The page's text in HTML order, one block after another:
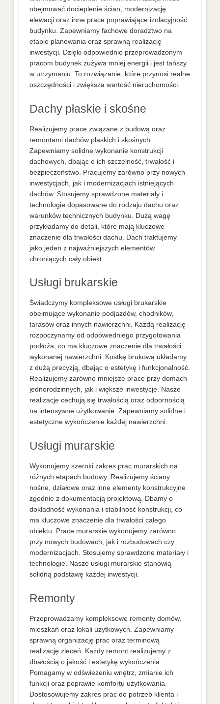
obejmować docieplenie ścian, modernizację
elewacji oraz inne prace poprawiające izolacyjność
budynku. Zapewniamy fachowe doradztwo na
etapie planowania oraz sprawną realizację
inwestycji. Dzięki odpowiednio przeprowadzonym
pracom budynek zużywa mniej energii i jest tańszy
w utrzymaniu. To rozwiązanie, które przynosi realne
oszczędności i zwiększa wartość nieruchomości.
Dachy płaskie i skośne
Realizujemy prace związane z budową oraz
remontami dachów płaskich i skośnych.
Zapewniamy solidne wykonanie konstrukcji
dachowych, dbając o ich szczelność, trwałość i
bezpieczeństwo. Pracujemy zarówno przy nowych
inwestycjach, jak i modernizacjach istniejących
dachów. Stosujemy sprawdzone materiały i
technologie dopasowane do rodzaju dachu oraz
warunków technicznych budynku. Dużą wagę
przykładamy do detali, które mają kluczowe
znaczenie dla trwałości dachu. Dach traktujemy
jako jeden z najważniejszych elementów
chroniących cały obiekt.
Usługi brukarskie
Świadczymy kompleksowe usługi brukarskie
obejmujące wykonanie podjazdów, chodników,
tarasów oraz innych nawierzchni. Każdą realizację
rozpoczynamy od odpowiedniego przygotowania
podłoża, co ma kluczowe znaczenie dla trwałości
wykonanej nawierzchni. Kostkę brukową układamy
z dużą precyzją, dbając o estetykę i funkcjonalność.
Realizujemy zarówno mniejsze prace przy domach
jednorodzinnych, jak i większe inwestycje. Nasze
realizacje cechują się trwałością oraz odpornością
na intensywne użytkowanie. Zapewniamy solidne i
estetyczne wykończenie każdej nawierzchni.
Usługi murarskie
Wykonujemy szeroki zakres prac murarskich na
różnych etapach budowy. Realizujemy ściany
nośne, działowe oraz inne elementy konstrukcyjne
zgodnie z dokumentacją projektową. Dbamy o
dokładność wykonania i stabilność konstrukcji, co
ma kluczowe znaczenie dla trwałości całego
obiektu. Prace murarskie wykonujemy zarówno
przy nowych budowach, jak i rozbudowach czy
modernizacjach. Stosujemy sprawdzone materiały i
technologie. Nasze usługi murarskie stanowią
solidną podstawę każdej inwestycji.
Remonty
Przeprowadzamy kompleksowe remonty domów,
mieszkań oraz lokali użytkowych. Zapewniamy
sprawną organizację prac oraz terminową
realizację zleceń. Każdy remont realizujemy z
dbałością o jakość i estetykę wykończenia.
Pomagamy w odświeżeniu wnętrz, zmianie ich
funkcji oraz poprawie komfortu użytkowania.
Dostosowujemy zakres prac do potrzeb klienta i